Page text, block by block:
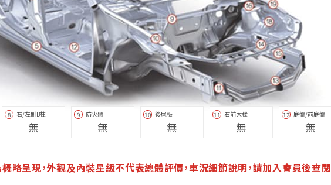
8 右/左側B柱
無
9 防火牆
無
10 後尾板
無
11 右前大樑
無
12 底盤/前底盤
無
略呈現，外觀及內裝星級不代表總體評價，車況細節說明，請加入會員後查閱